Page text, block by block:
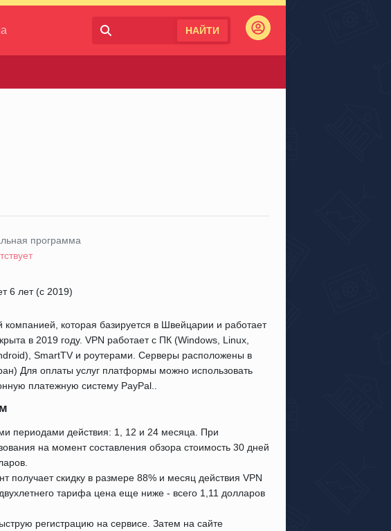
НАЙТИ Войти
программа
6 лет (с 2019)
которая базируется в Швейцарии и работает
в 2019 году. VPN работает с ПК (Windows, Linux,
SmartTV и роутерами. Серверы расположены в
Для оплаты услуг платформы можно использовать
платежную систему PayPal..
периодами действия: 1, 12 и 24 месяца. При
на момент составления обзора стоимость 30 дней
получает скидку в размере 88% и месяц действия VPN
тарифа цена еще ниже - всего 1,11 долларов
регистрацию на сервисе. Затем на сайте